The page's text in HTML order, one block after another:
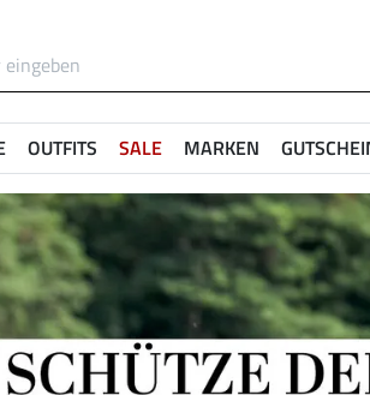
OUTFITS SALE MARKEN